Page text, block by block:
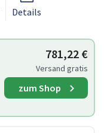
Details
781,22 €
Versand gratis
zum Shop